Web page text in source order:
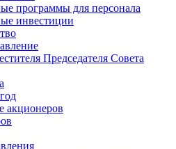
программы для персонала
инвестиции
Председателя Совета
акционеров